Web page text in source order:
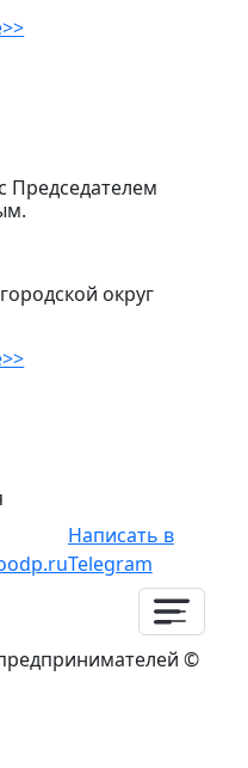
Председателем
округ
Написать в
Telegram
©